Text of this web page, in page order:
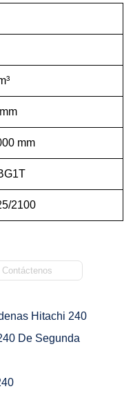
mm
mm
6BG1T
2100
Contáctenos
Hitachi 240
De Segunda